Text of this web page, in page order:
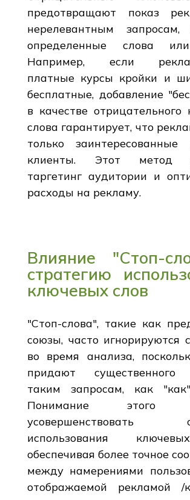
предотвращают показ
нерелевантным запросам,
определенные слова
Например, если
платные курсы кройки и
бесплатные, добавление
в качестве отрицательного
слова гарантирует, что
только заинтересованные
клиенты. Этот метод
таргетинг аудитории и
расходы на рекламу.
Влияние "Стоп-
стратегию
ключевых слов
"Стоп-слова", такие как
союзы, часто игнорируются
во время анализа,
придают существенного
таким запросам, как
Понимание этого
усовершенствовать
использования
обеспечивая более точное
между намерениями
отображаемой рекламой /